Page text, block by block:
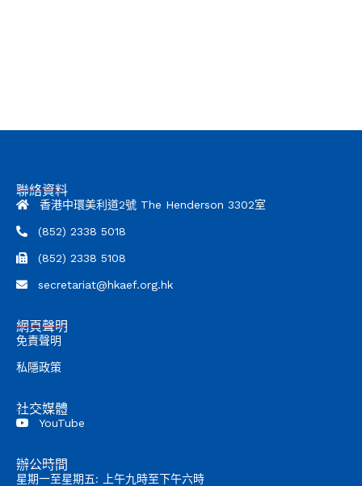
聯絡資料
香港中環美利道2號 The Henderson 3302室
(852) 2338 5018
(852) 2338 5108
secretariat@hkaef.org.hk
網頁聲明
免責聲明
私隱政策
社交媒體
YouTube
辦公時間
星期一至星期五: 上午九時至下午六時